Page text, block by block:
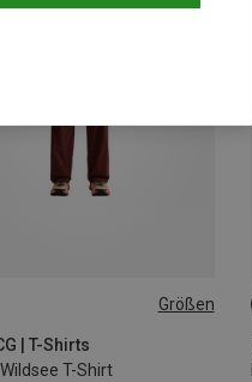
Größen
| T-Shirts
T-Shirt